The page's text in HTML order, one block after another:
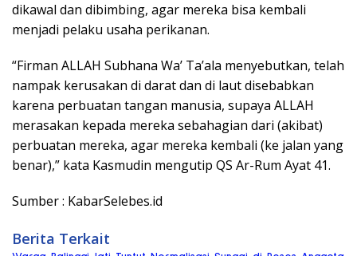
dikawal dan dibimbing, agar mereka bisa kembali
menjadi pelaku usaha perikanan.
“Firman ALLAH Subhana Wa’ Ta’ala menyebutkan, telah
nampak kerusakan di darat dan di laut disebabkan
karena perbuatan tangan manusia, supaya ALLAH
merasakan kepada mereka sebahagian dari (akibat)
perbuatan mereka, agar mereka kembali (ke jalan yang
benar),” kata Kasmudin mengutip QS Ar-Rum Ayat 41.
Sumber : KabarSelebes.id
Berita Terkait